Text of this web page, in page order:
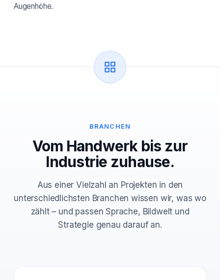
Augenhöhe.
BRANCHEN
Vom Handwerk bis zur
Industrie zuhause.
Aus einer Vielzahl an Projekten in den
unterschiedlichsten Branchen wissen wir, was wo
zählt – und passen Sprache, Bildwelt und
Strategie genau darauf an.